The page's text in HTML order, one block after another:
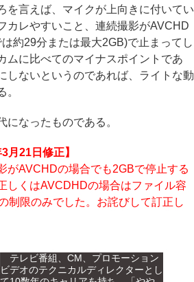
言えば、マイクが上向きに付いてい
カレやすいこと、連続撮影がAVCHD
約29分または最大2GB)で止まってし
ムに比べてのマイナスポイントであ
しないというのであれば、ライトな動
。
なったものである。
月21日修正】
AVCHDの場合でも2GBで停止する
しくはAVCDHDの場合はファイル容
制限のみでした。お詫びして訂正し
テレビ番組、CM、プロモーション
ビデオのテクニカルディレクターとし